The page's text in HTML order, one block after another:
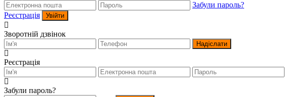
Забули пароль?
Реєстрація
Увійти
Зворотній дзвінок
Надіслати
Реєстрація
Забули пароль?